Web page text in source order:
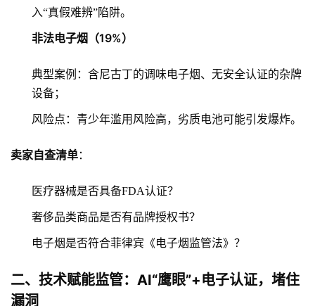
入“真假难辨”陷阱。
非法电子烟（19%）
典型案例：含尼古丁的调味电子烟、无安全认证的杂牌
设备；
风险点：青少年滥用风险高，劣质电池可能引发爆炸。
卖家自查清单：
医疗器械是否具备FDA认证？
奢侈品类商品是否有品牌授权书？
电子烟是否符合菲律宾《电子烟监管法》？
二、技术赋能监管：AI“鹰眼”+电子认证，堵住
漏洞